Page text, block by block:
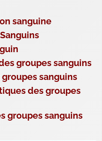
sanguine
groupes sanguins
sanguins
des groupes
groupes sanguins